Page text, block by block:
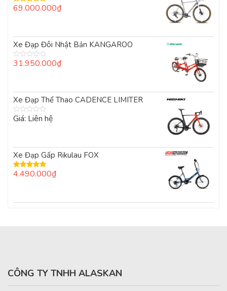
Được xếp
69.000.000₫
Xe Đạp Đôi Nhật Bản KANGAROO
Được
5
sao
31.950.000₫
Xe Đạp Thể Thao CADENCE LIMITER
Được
5
sao
Giá: Liên hệ
Xe Đạp Gấp Rikulau FOX
Được xếp
4.490.000₫
CÔNG TY TNHH ALASKAN